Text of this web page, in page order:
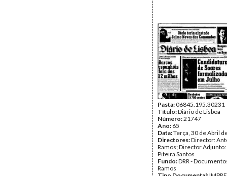
Pasta:06845.195.30231
Título:Diário de Lisboa
Número:21747
Ano: 65
Data:Terça, 30 de Abril
Directores:Director:
Ramos; Director
Piteira Santos
Fundo:DRR -
Ramos